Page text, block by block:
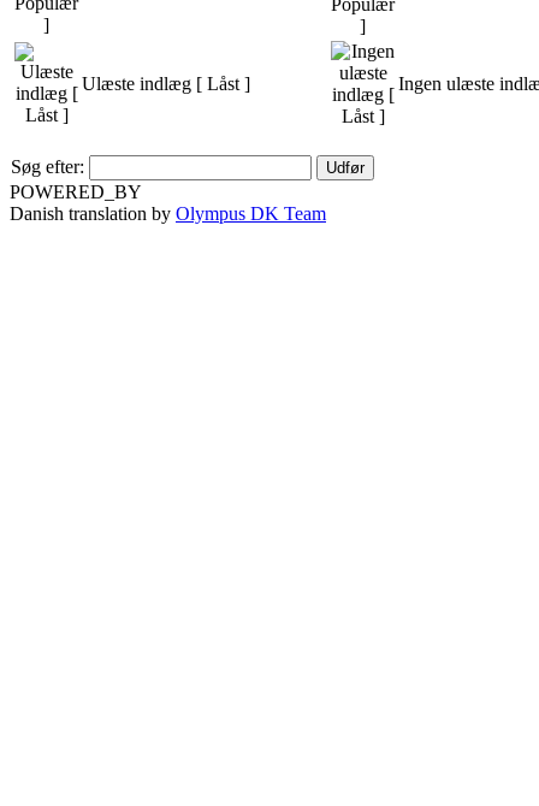
Ulæste indlæg [ Låst ] Ingen ulæste
Søg efter:
POWERED_BY
Danish translation by Olympus DK Team